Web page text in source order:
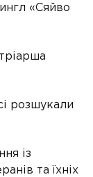
«Сяйво
розшукали
із
та їхніх